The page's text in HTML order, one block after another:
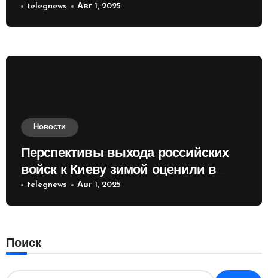
telegnews Авг 1, 2025
Новости
Перспективы выхода российских
войск к Киеву зимой оценили в
России
telegnews Авг 1, 2025
Поиск